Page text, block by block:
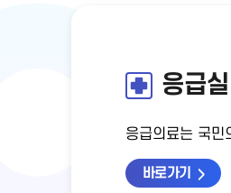
응급실
응급의료는 국민
바로가기